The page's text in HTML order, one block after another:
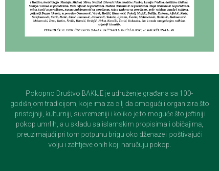
Pokopno Društvo BAKIJE je udruženje građana sa 100-
godišnjom tradicijom, koje ima za cilj da omogući i organizira što
pristojniji, kulturniji, suvremeniji i koliko je to moguće što jeftiniji
pokop umrlih, a u skladu sa islamskim propisima i običajima,
preuzimajući pri tom potpunu brigu oko dženaze i poštivajući
volju i zahtjeve onih koji naručuju pokop.